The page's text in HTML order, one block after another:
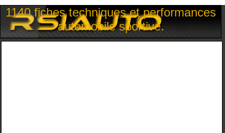
1140 fiches techniques et performances
automobile sportive.